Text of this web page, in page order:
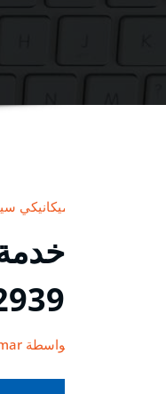
ميكانيكي
51232939‬ /
بواسطة ammar